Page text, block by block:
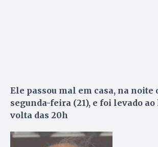
Ele passou mal em casa, na noite
segunda-feira (21), e foi levado
volta das 20h